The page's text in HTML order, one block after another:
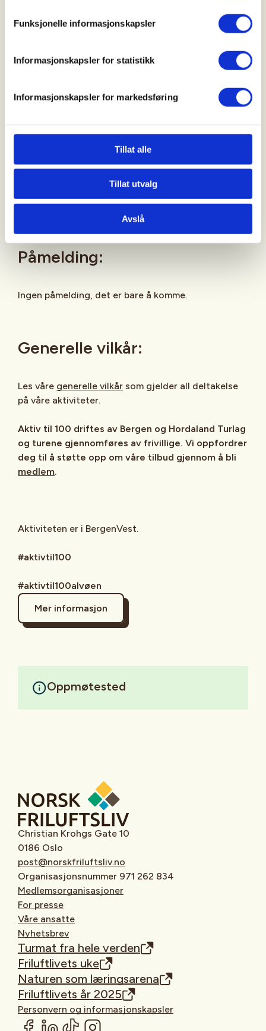
Funksjonelle informasjonskapsler
Informasjonskapsler for statistikk
Informasjonskapsler for markedsføring
Tillat alle
Tillat utvalg
Avslå
Kollektivtransport:
"Breivikskiftet rv. 555", derfra er det ca. 10 min
gange til oppmøtestart.
Påmelding:
Ingen påmelding, det er bare å komme.
Generelle vilkår:
Les våre generelle vilkår som gjelder all deltakelse
på våre aktiviteter.
Aktiv til 100 driftes av Bergen og Hordaland Turlag
og turene gjennomføres av frivillige. Vi oppfordrer
deg til å støtte opp om våre tilbud gjennom å bli
medlem.
Aktiviteten er i BergenVest.
#aktivtil100
#aktivtil100alvøen
Mer informasjon
Oppmøtested
Christian Krohgs Gate 10
0186 Oslo
post@norskfriluftsliv.no
Organisasjonsnummer 971 262 834
Medlemsorganisasjoner
For presse
Våre ansatte
Nyhetsbrev
Turmat fra hele verden
Friluftlivets uke
Naturen som læringsarena
Friluftlivets år 2025
Personvern og informasjonskapsler